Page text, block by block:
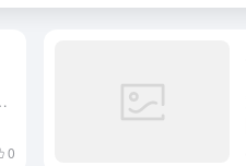
场环境和消费习惯都存在差异，因此，深入的市场研究是成功的...
0